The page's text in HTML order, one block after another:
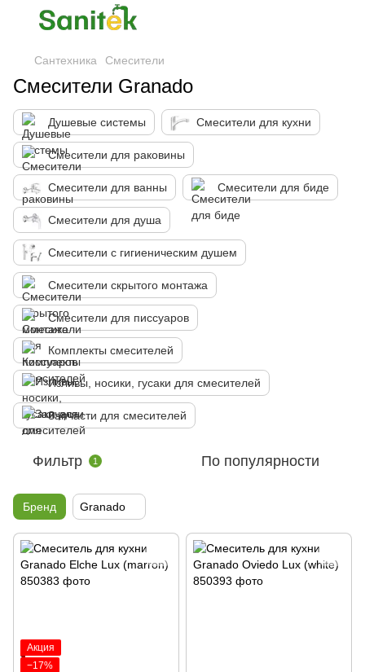
Сантехника Смесители
Смесители Granado
Душевые системы Смесители для кухни
Смесители для раковины
Смесители для ванны Смесители для биде
Смесители для душа
Смесители с гигиеническим душем
Смесители скрытого монтажа
Смесители для писсуаров
Комплекты смесителей
Изливы, носики, гусаки для смесителей
Запчасти для смесителей
Фильтр 1 По популярности
Бренд Granado
Акция
−17%